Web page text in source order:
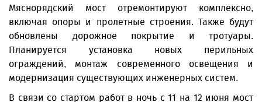
Мяснорядский мост отремонтируют комплексно,
включая опоры и пролетные строения. Также будут
обновлены дорожное покрытие и тротуары.
Планируется установка новых перильных
ограждений, монтаж современного освещения и
модернизация существующих инженерных систем.
В связи со стартом работ в ночь с 11 на 12 июня мост